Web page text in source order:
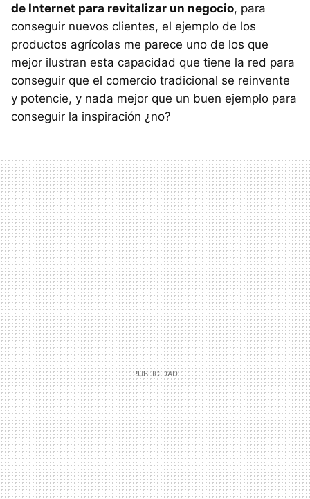
de Internet para revitalizar un negocio, para
conseguir nuevos clientes, el ejemplo de los
productos agrícolas me parece uno de los que
mejor ilustran esta capacidad que tiene la red para
conseguir que el comercio tradicional se reinvente
y potencie, y nada mejor que un buen ejemplo para
conseguir la inspiración ¿no?